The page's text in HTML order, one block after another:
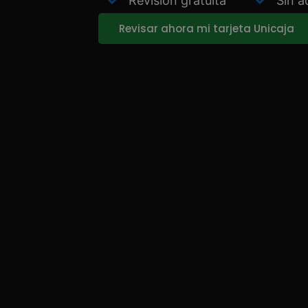
Revisar ahora mi tarjeta Unicaja